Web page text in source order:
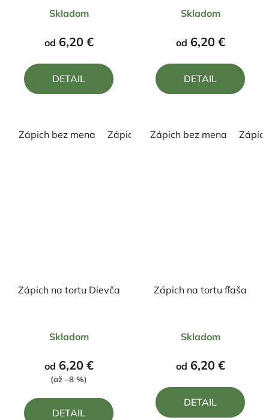
hodnotenie
produktu
z
Skladom
od 6,20 €
DETAIL
Zápich bez mena Zápich s menom
hodnotenie
produktu
z
Skladom
od 6,20 €
DETAIL
Zápich bez mena
Zápich na tortu Dievča
hodnotenie
produktu
je
z
Skladom
od 6,20 €
(až –8 %)
DETAIL
Zápich na tortu fľaša
hodnotenie
produktu
z
Skladom
od 6,20 €
DETAIL